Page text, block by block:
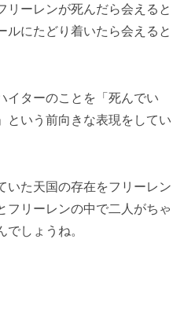
リーレンが死んだら会えると
ルにたどり着いたら会えると
イターのことを「死んでい
という前向きな表現をしてい
いた天国の存在をフリーレン
フリーレンの中で二人がちゃ
しょうね。